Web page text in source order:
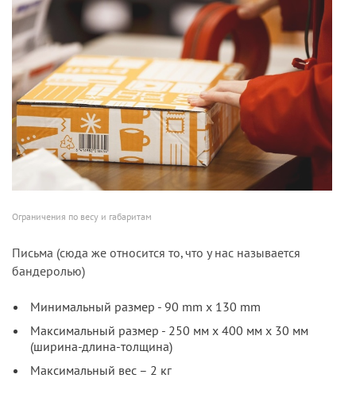
Ограничения по весу и габаритам
Письма (сюда же относится то, что у нас называется
бандеролью)
Минимальный размер - 90 mm x 130 mm
Максимальный размер - 250 мм х 400 мм х 30 мм
(ширина-длина-толщина)
Максимальный вес – 2 кг